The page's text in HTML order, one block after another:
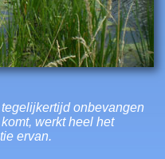
onbevangen
werkt heel het
ervan.